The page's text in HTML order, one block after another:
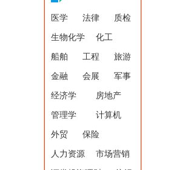
医学 法律 质检
生物化学 化工
船舶 工程 旅游
金融 会展 军事
经济学 房地产
管理学 计算机
外贸 保险
人力资源 市场营销